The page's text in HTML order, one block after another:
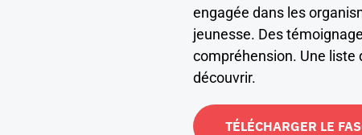
engagée dans les
jeunesse. Des
compréhension. Une liste
découvrir.
TÉLÉCHARGER LE